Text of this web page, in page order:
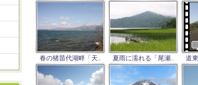
春の猪苗代湖畔「天.. 夏雨に濡れる「尾瀬.. 道